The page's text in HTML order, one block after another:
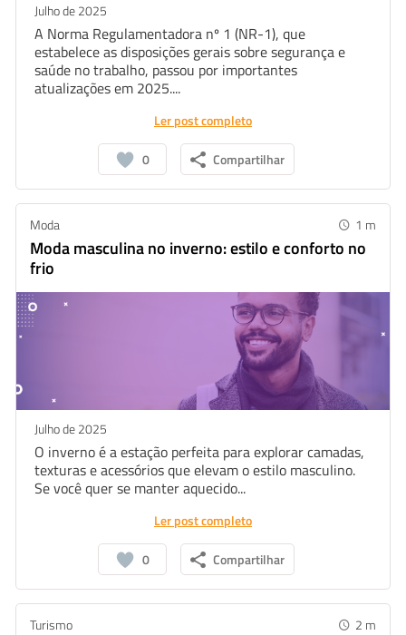
Julho de 2025
A Norma Regulamentadora nº 1 (NR-1), que
estabelece as disposições gerais sobre segurança e
saúde no trabalho, passou por importantes
atualizações em 2025....
Ler post completo
0 Compartilhar
Moda 1 m
Moda masculina no inverno: estilo e conforto no
frio
Julho de 2025
O inverno é a estação perfeita para explorar camadas,
texturas e acessórios que elevam o estilo masculino.
Se você quer se manter aquecido...
Ler post completo
0 Compartilhar
Turismo 2 m